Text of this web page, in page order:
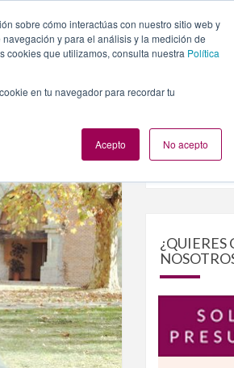
sobre cómo interactúas con nuestro sitio web y
y para el análisis y la medición de
cookies que utilizamos, consulta nuestra Política
en tu navegador para recordar tu
Acepto No acepto
PLANES NUESTROS
Buscar
¿QUIERES